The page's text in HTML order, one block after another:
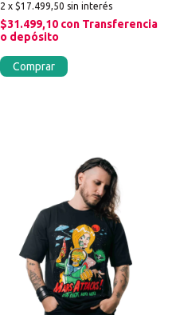
2 x $17.499,50 sin interés
$31.499,10 con Transferencia
o depósito
Comprar